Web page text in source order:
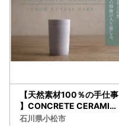
【天然素材100％の手仕事
】CONCRETE CERAMIC
Cup L カップ 九谷焼
石川県小松市